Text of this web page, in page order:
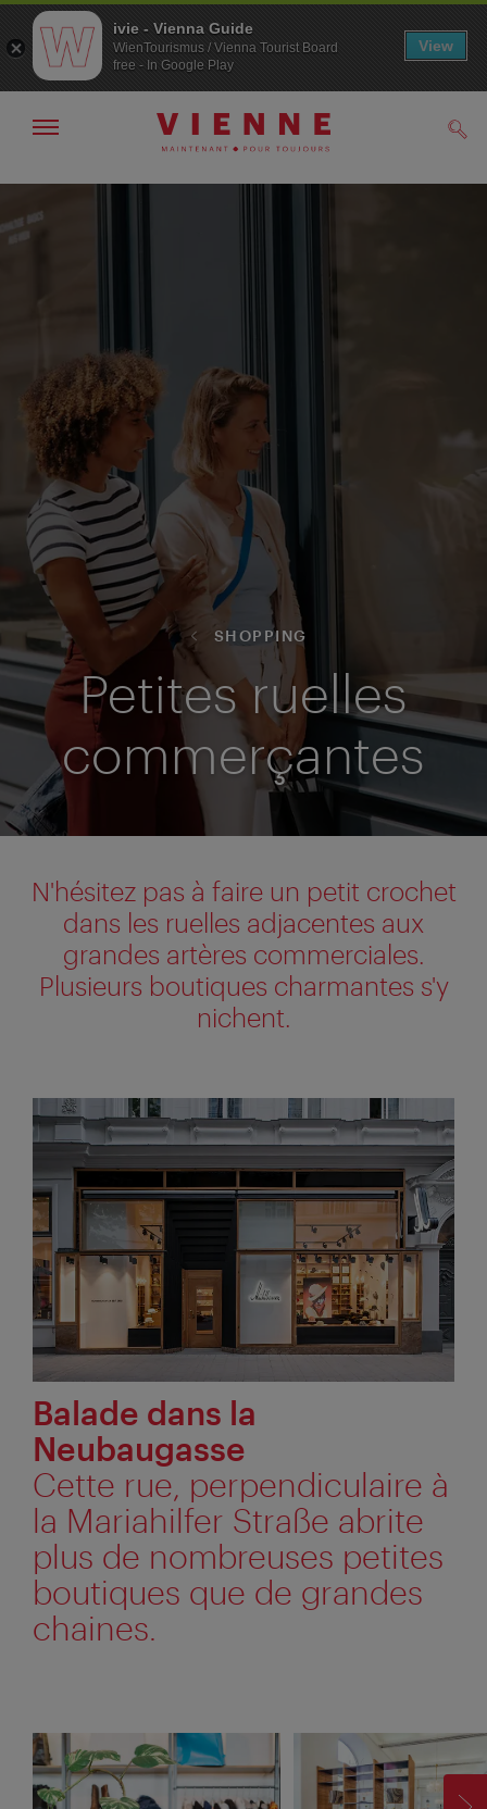
Navigation
Contenu
Afficher
la
SHOPPING
Petites ruelles
commerçantes
N'hésitez pas à faire un petit crochet
dans les ruelles adjacentes aux
grandes artères commerciales.
Plusieurs boutiques charmantes s'y
nichent.
Balade dans la
Neubaugasse
Cette rue, perpendiculaire à
la Mariahilfer Straße abrite
plus de nombreuses petites
boutiques que de grandes
chaines.
ivie - Vienna Guide
WienTourismus / Vienna Tourist Board
free - In Google Play
View